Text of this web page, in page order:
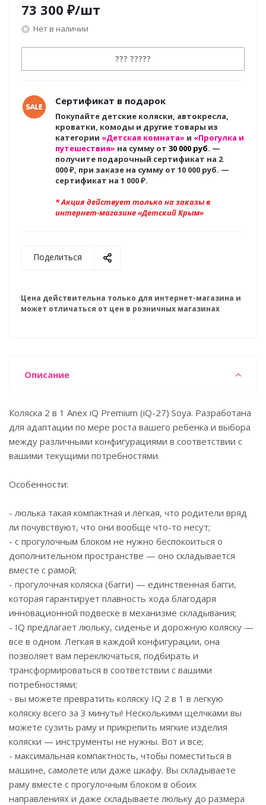
73 300 ₽/шт
Нет в наличии
??? ?????
Сертификат в подарок
Покупайте детские коляски, автокресла,
кроватки, комоды и другие товары из
категории «Детская комната» и «Прогулка и
путешествия» на сумму от 30 000 руб. —
получите подарочный сертификат на 2
000₽, при заказе на сумму от 10 000 руб. —
сертификат на 1 000 ₽.
* Акция действует только на заказы в
интернет-магазине «Детский Крым»
Поделиться
Цена действительна только для интернет-магазина и
может отличаться от цен в розничных магазинах
Описание
Коляска 2 в 1 Anex iQ Premium (iQ-27) Soya. Разработана
для адаптации по мере роста вашего ребенка и выбора
между различными конфигурациями в соответствии с
вашими текущими потребностями.
Особенности:
- люлька такая компактная и лёгкая, что родители вряд
ли почувствуют, что они вообще что-то несут;
- с прогулочным блоком не нужно беспокоиться о
дополнительном пространстве — оно складывается
вместе с рамой;
- прогулочная коляска (багги) — единственная багги,
которая гарантирует плавность хода благодаря
инновационной подвеске в механизме складывания;
- IQ предлагает люльку, сиденье и дорожную коляску —
все в одном. Легкая в каждой конфигурации, она
позволяет вам переключаться, подбирать и
трансформироваться в соответствии с вашими
потребностями;
- вы можете превратить коляску IQ 2 в 1 в легкую
коляску всего за 3 минуты! Несколькими щелчками вы
можете сузить раму и прикрепить мягкие изделия
коляски — инструменты не нужны. Вот и все;
- максимальная компактность, чтобы поместиться в
машине, самолете или даже шкафу. Вы складываете
раму вместе с прогулочным блоком в обоих
направлениях и даже складываете люльку до размера